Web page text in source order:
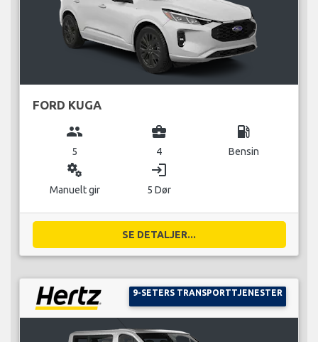
FORD KUGA
group
5
business_center
4
local_gas_station
Bensin
miscellaneous_services
Manuelt gir
login
5 Dør
SE DETALJER...
9-SETERS TRANSPORTTJENESTER